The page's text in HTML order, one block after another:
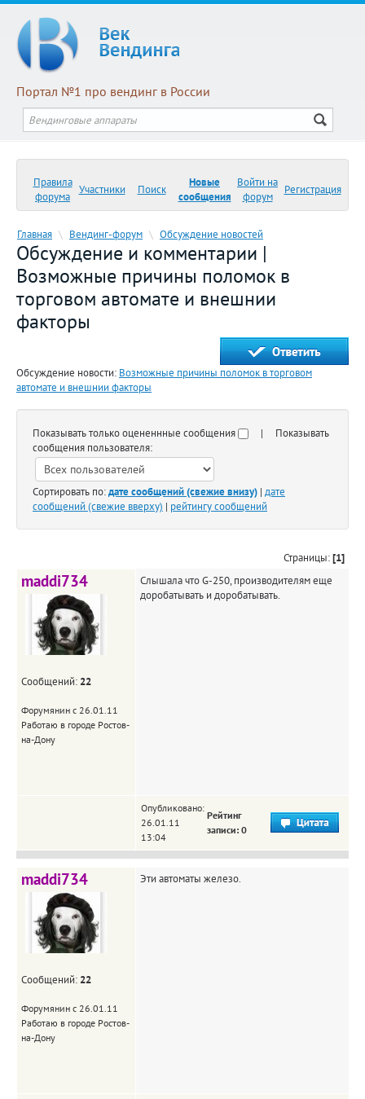
Портал №1 про вендинг в России
Правила
форума
Участники Поиск
Новые
сообщения
Войти на
форум
Регистрация
Главная \ Вендинг-форум \ Обсуждение новостей
Обсуждение и комментарии |
Возможные причины поломок в
торговом автомате и внешнии
факторы
Обсуждение новости: Возможные причины поломок в торговом
автомате и внешнии факторы
Показывать только оцененнные сообщения
| Показывать
сообщения пользователя:
Сортировать по:дате сообщений (свежие внизу) | дате
сообщений (свежие вверху) | рейтингу сообщений
Страницы:[1]
maddi734
Сообщений: 22
Форумянин с 26.01.11
Работаю в городе Ростов-
на-Дону
Слышала что G-250, производителям еще
доробатывать и доробатывать.
Опубликовано:
26.01.11
13:04
Рейтинг
записи: 0
maddi734
Сообщений: 22
Форумянин с 26.01.11
Работаю в городе Ростов-
на-Дону
Эти автоматы железо.